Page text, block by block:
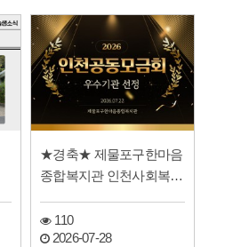
★경축★ 제물포구한마음
종합복지관 인천사회복지
정110
2026-07-28